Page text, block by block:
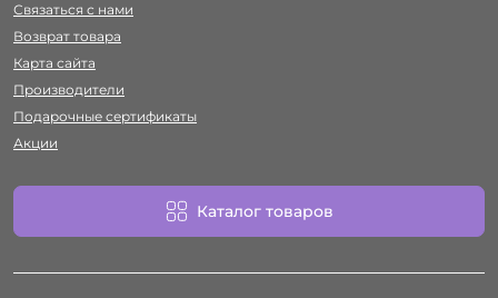
Связаться с нами
Возврат товара
Карта сайта
Производители
Подарочные сертификаты
Акции
Каталог товаров